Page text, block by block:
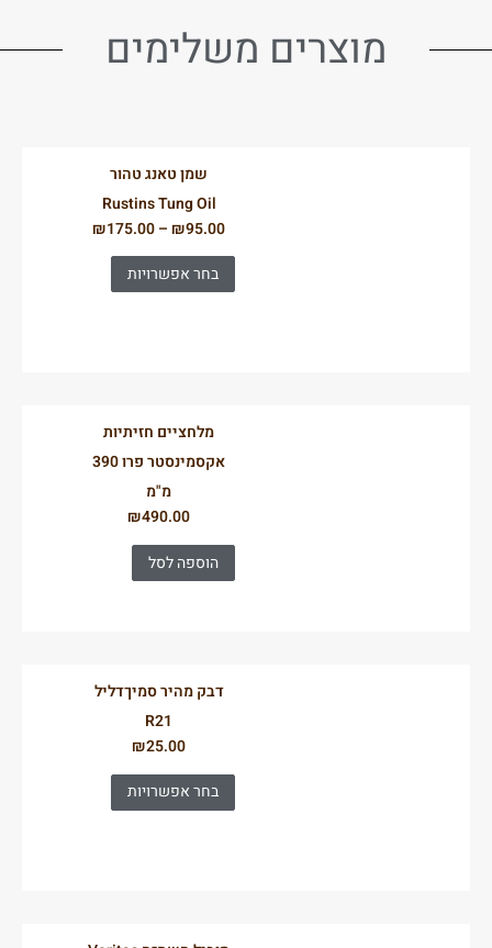
מוצרים משלימים
שמן טאנג טהור
Rustins Tung Oil
₪95.00
–
₪175.00
בחר אפשרויות
מלחציים חזיתיות
אקסמינסטר פרו 390
מ"מ
₪490.00
הוספה לסל
דבק מהיר סמיךדליל
R21
₪25.00
בחר אפשרויות